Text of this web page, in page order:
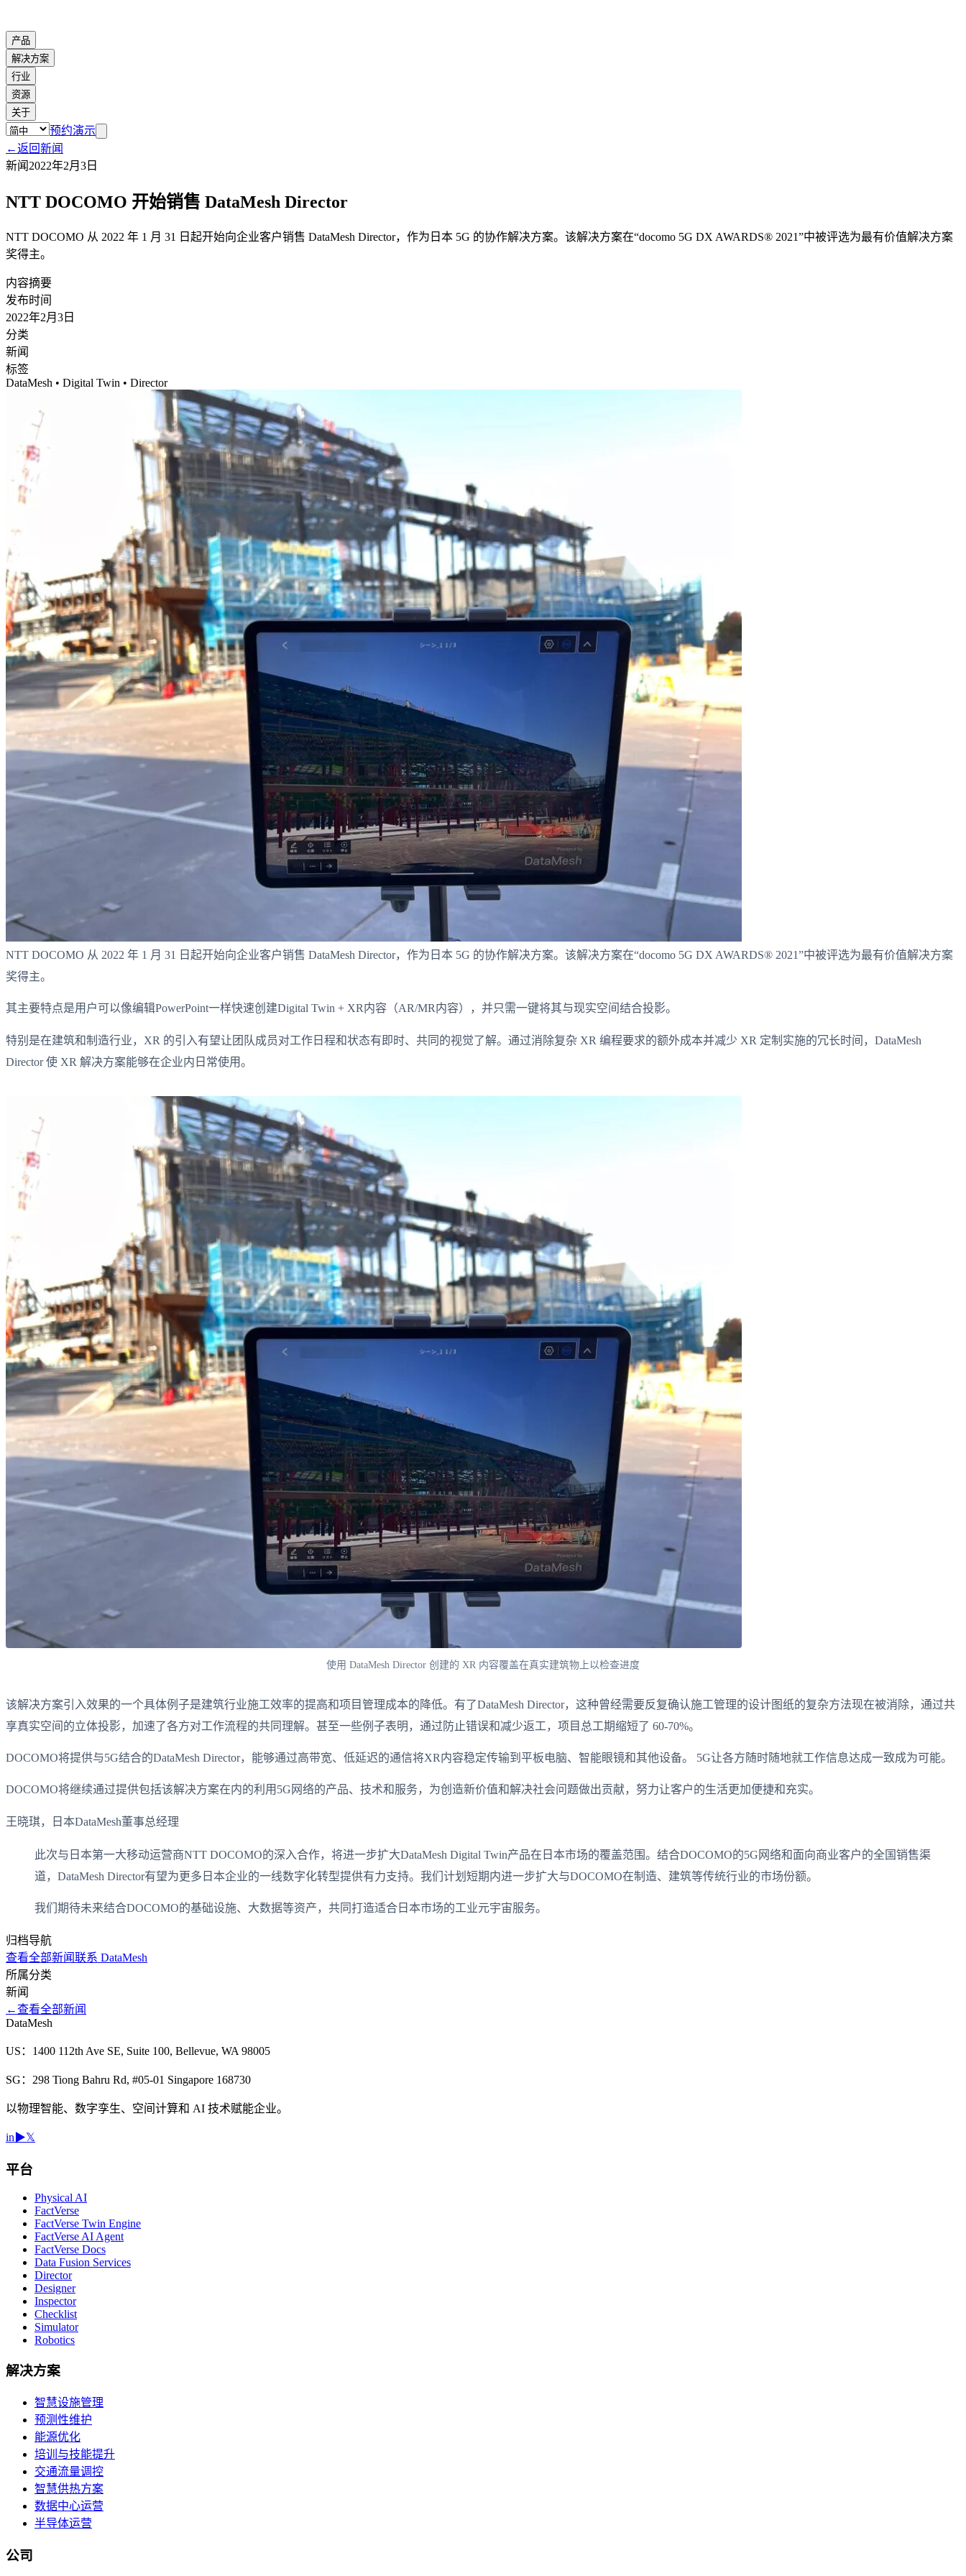
产品
解决方案
行业
资源
关于
预约演示
←返回新闻
新闻 2022年2月3日
NTT DOCOMO 开始销售 DataMesh Director
NTT DOCOMO 从 2022 年 1 月 31 日起开始向企业客户销售 DataMesh Director，作为日本 5G 的协作解决方案。该解决方案在“docomo 5G DX AWARDS® 2021”中被评选为最有价值解决方案
奖得主。
内容摘要
发布时间
2022年2月3日
分类
新闻
标签
DataMesh • Digital Twin • Director
NTT DOCOMO 从 2022 年 1 月 31 日起开始向企业客户销售 DataMesh Director，作为日本 5G 的协作解决方案。该解决方案在“docomo 5G DX AWARDS® 2021”中被评选为最有价值解决方案
奖得主。
其主要特点是用户可以像编辑PowerPoint一样快速创建Digital Twin + XR内容（AR/MR内容），并只需一键将其与现实空间结合投影。
特别是在建筑和制造行业，XR 的引入有望让团队成员对工作日程和状态有即时、共同的视觉了解。通过消除复杂 XR 编程要求的额外成本并减少 XR 定制实施的冗长时间，DataMesh
Director 使 XR 解决方案能够在企业内日常使用。
使用 DataMesh Director 创建的 XR 内容覆盖在真实建筑物上以检查进度
该解决方案引入效果的一个具体例子是建筑行业施工效率的提高和项目管理成本的降低。有了DataMesh Director，这种曾经需要反复确认施工管理的设计图纸的复杂方法现在被消除，通过共
享真实空间的立体投影，加速了各方对工作流程的共同理解。甚至一些例子表明，通过防止错误和减少返工，项目总工期缩短了 60-70%。
DOCOMO将提供与5G结合的DataMesh Director，能够通过高带宽、低延迟的通信将XR内容稳定传输到平板电脑、智能眼镜和其他设备。 5G让各方随时随地就工作信息达成一致成为可能。
DOCOMO将继续通过提供包括该解决方案在内的利用5G网络的产品、技术和服务，为创造新价值和解决社会问题做出贡献，努力让客户的生活更加便捷和充实。
王晓琪，日本DataMesh董事总经理
此次与日本第一大移动运营商NTT DOCOMO的深入合作，将进一步扩大DataMesh Digital Twin产品在日本市场的覆盖范围。结合DOCOMO的5G网络和面向商业客户的全国销售渠
道，DataMesh Director有望为更多日本企业的一线数字化转型提供有力支持。我们计划短期内进一步扩大与DOCOMO在制造、建筑等传统行业的市场份额。
我们期待未来结合DOCOMO的基础设施、大数据等资产，共同打造适合日本市场的工业元宇宙服务。
归档导航
查看全部新闻联系 DataMesh
所属分类
新闻
←查看全部新闻
DataMesh
US：1400 112th Ave SE, Suite 100, Bellevue, WA 98005
SG：298 Tiong Bahru Rd, #05-01 Singapore 168730
以物理智能、数字孪生、空间计算和 AI 技术赋能企业。
in ▶𝕏
平台
Physical AI
FactVerse
FactVerse Twin Engine
FactVerse AI Agent
FactVerse Docs
Data Fusion Services
Director
Designer
Inspector
Checklist
Simulator
Robotics
解决方案
智慧设施管理
预测性维护
能源优化
培训与技能提升
交通流量调控
智慧供热方案
数据中心运营
半导体运营
公司